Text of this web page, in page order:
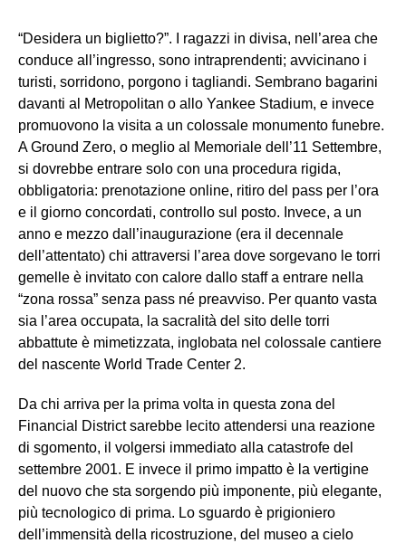
“Desidera un biglietto?”. I ragazzi in divisa, nell’area che
conduce all’ingresso, sono intraprendenti; avvicinano i
turisti, sorridono, porgono i tagliandi. Sembrano bagarini
davanti al Metropolitan o allo Yankee Stadium, e invece
promuovono la visita a un colossale monumento funebre.
A Ground Zero, o meglio al Memoriale dell’11 Settembre,
si dovrebbe entrare solo con una procedura rigida,
obbligatoria: prenotazione online, ritiro del pass per l’ora
e il giorno concordati, controllo sul posto. Invece, a un
anno e mezzo dall’inaugurazione (era il decennale
dell’attentato) chi attraversi l’area dove sorgevano le torri
gemelle è invitato con calore dallo staff a entrare nella
“zona rossa” senza pass né preavviso. Per quanto vasta
sia l’area occupata, la sacralità del sito delle torri
abbattute è mimetizzata, inglobata nel colossale cantiere
del nascente World Trade Center 2.
Da chi arriva per la prima volta in questa zona del
Financial District sarebbe lecito attendersi una reazione
di sgomento, il volgersi immediato alla catastrofe del
settembre 2001. E invece il primo impatto è la vertigine
del nuovo che sta sorgendo più imponente, più elegante,
più tecnologico di prima. Lo sguardo è prigioniero
dell’immensità della ricostruzione, del museo a cielo